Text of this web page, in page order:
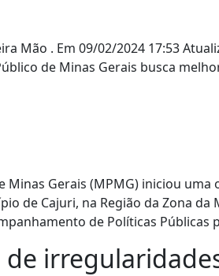
Mão . Em 09/02/2024 17:53
Minas Gerais (MPMG) iniciou
de Cajuri, na Região da Zona
de Políticas Públicas
de